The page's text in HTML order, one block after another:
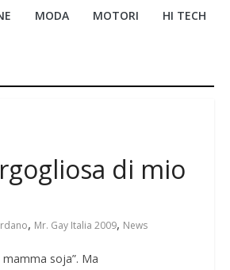
MODA MOTORI HI TECH
di mio
, Mr. Gay Italia 2009, News
soja”. Ma